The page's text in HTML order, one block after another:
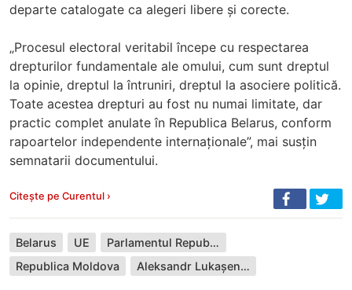
departe catalogate ca alegeri libere și corecte.
„Procesul electoral veritabil începe cu respectarea
drepturilor fundamentale ale omului, cum sunt dreptul
la opinie, dreptul la întruniri, dreptul la asociere politică.
Toate acestea drepturi au fost nu numai limitate, dar
practic complet anulate în Republica Belarus, conform
rapoartelor independente internaționale”, mai susțin
semnatarii documentului.
Citește pe Curentul ›
Belarus UE
Parlamentul Republicii Moldova
Republica Moldova
Aleksandr Lukașenko